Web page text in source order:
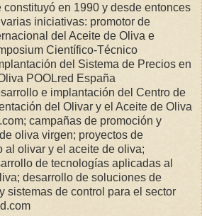
en 1990 y desde entonces
iniciativas: promotor de
del Aceite de Oliva e
Científico-Técnico
del Sistema de Precios en
POOLred España
e implantación del Centro de
del Olivar y el Aceite de Oliva
campañas de promoción y
oliva virgen; proyectos de
al olivar y el aceite de oliva;
de tecnologías aplicadas al
desarrollo de soluciones de
sistemas de control para el sector